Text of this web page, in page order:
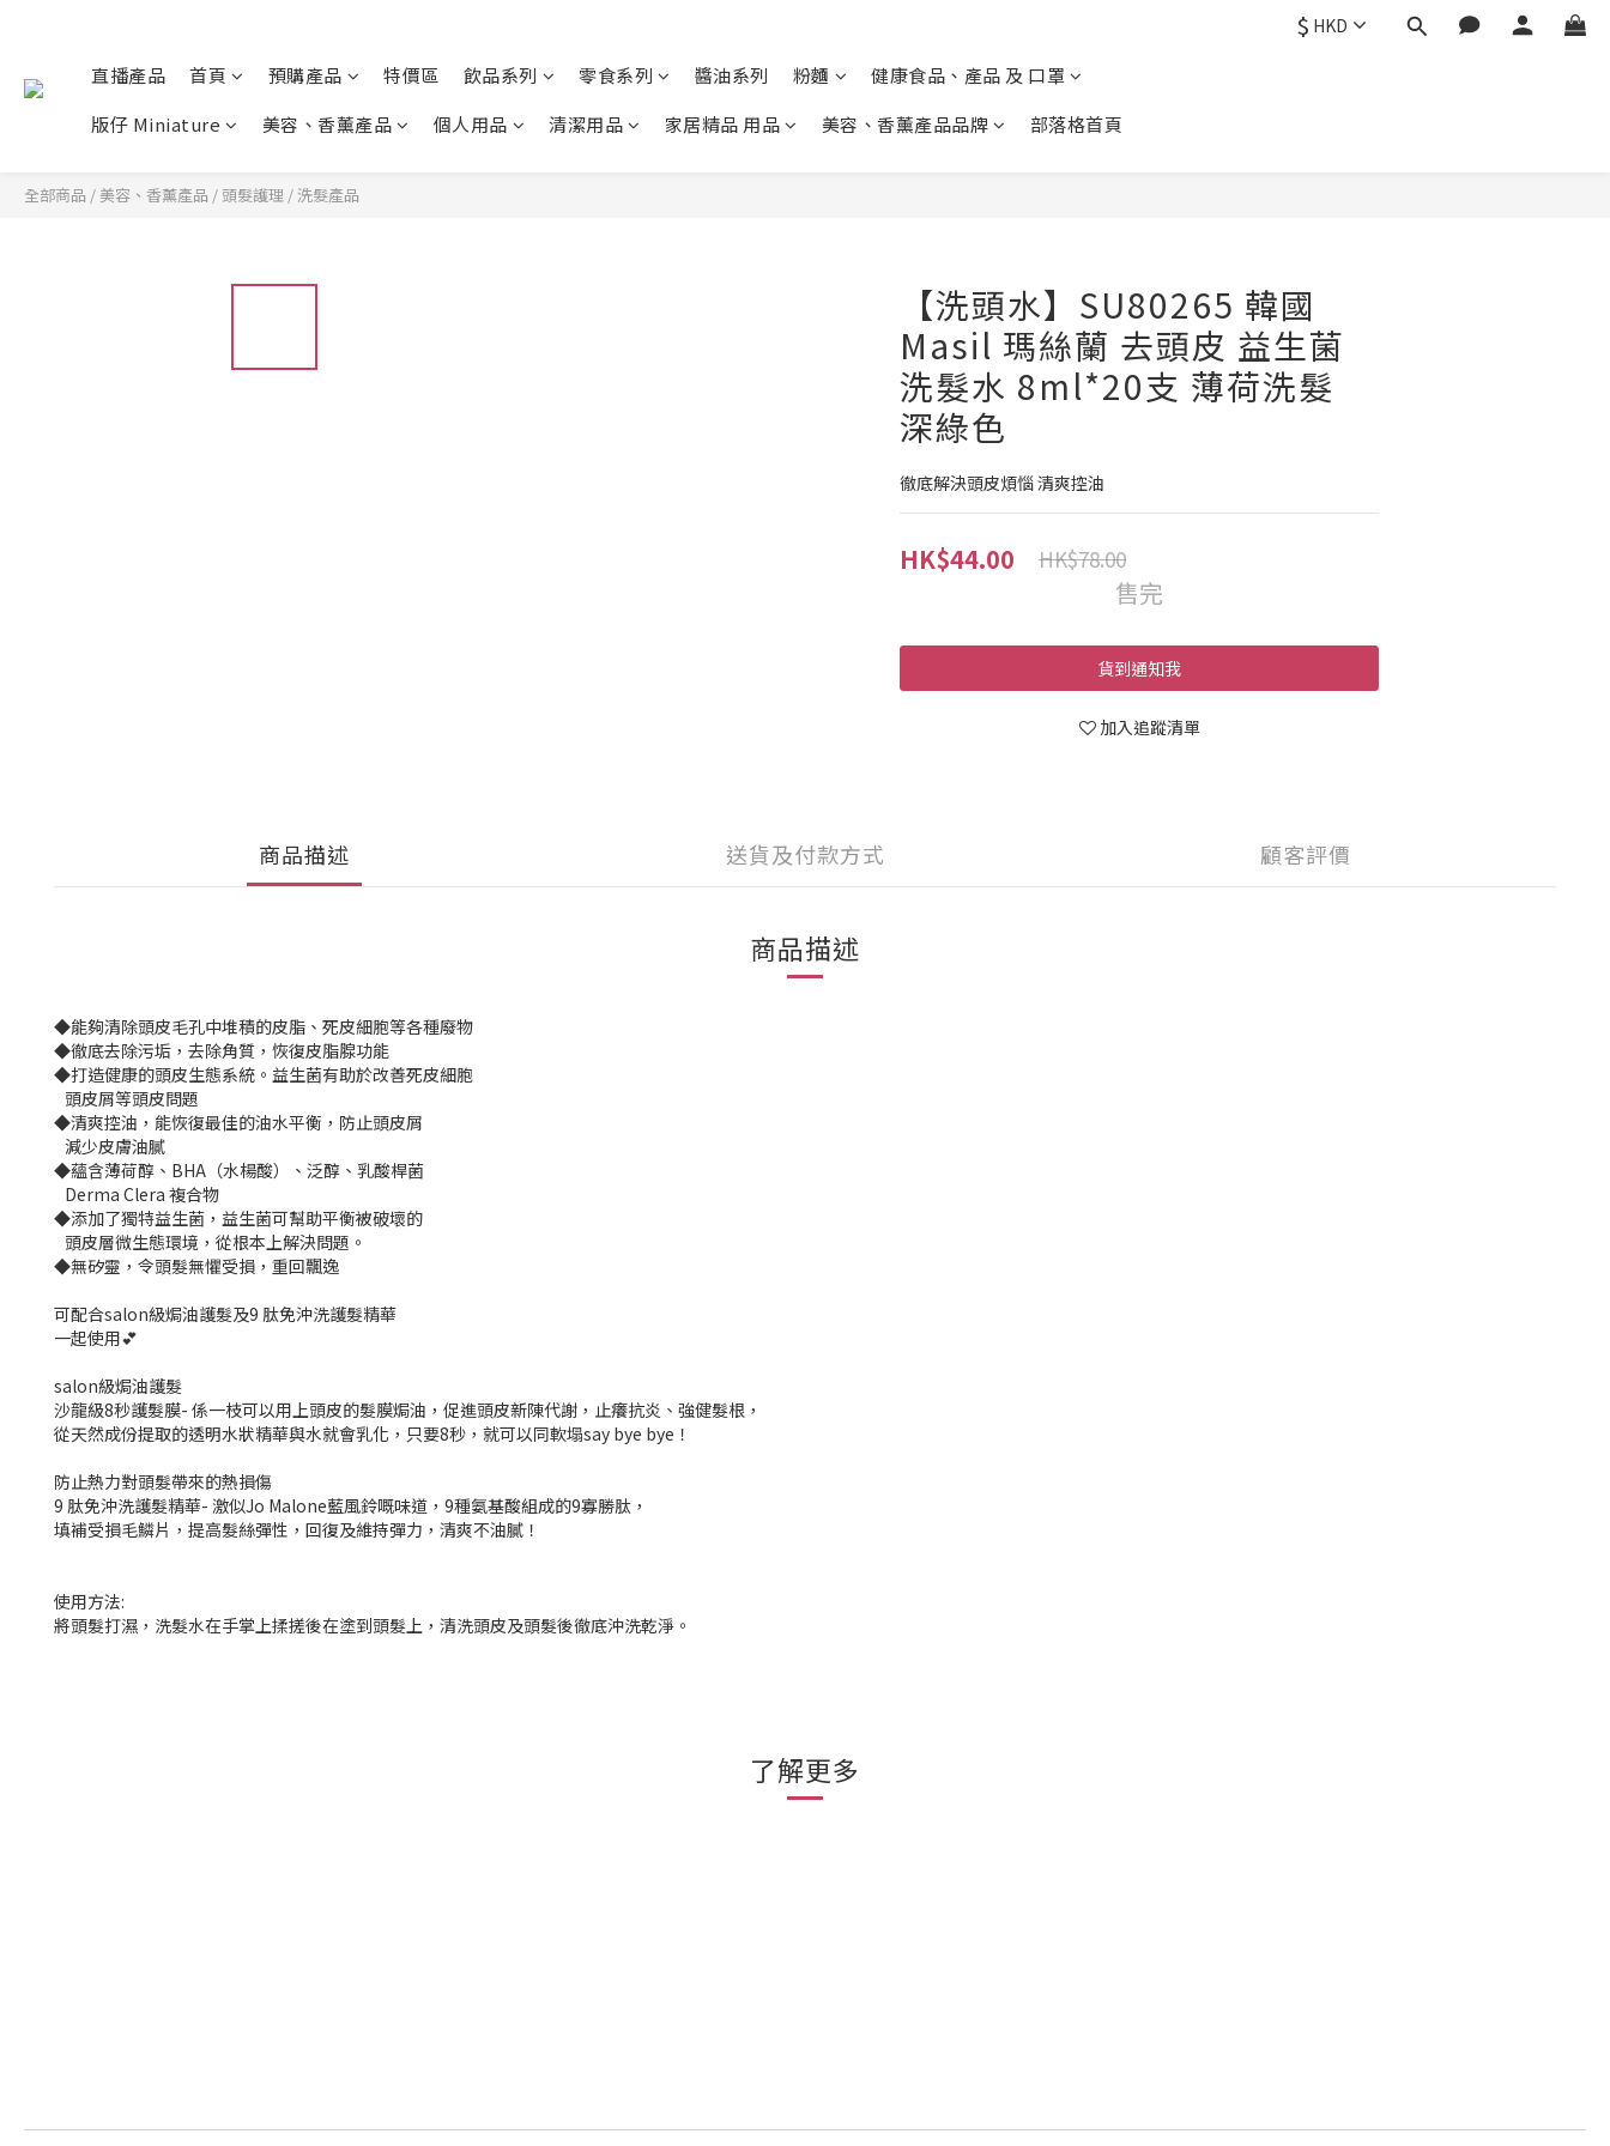
$ HKD
直播產品 首頁 預購產品 特價區 飲品系列 零食系列 醬油系列 粉麵
健康食品、產品 及 口罩
版仔 Miniature
美容、香薰產品 個人用品 清潔用品 家居精品 用品 美容、香薰產品品牌 部落格首頁
全部商品 / 美容、香薰產品 / 頭髮護理 /洗髮產品
【洗頭水】SU80265 韓國
Masil 瑪絲蘭 去頭皮 益生菌
洗髮水 8ml*20支 薄荷洗髮
深綠色
徹底解決頭皮煩惱 清爽控油
HK$44.00 HK$78.00
售完
貨到通知我
加入追蹤清單
商品描述 送貨及付款方式 顧客評價
商品描述
◆能夠清除頭皮毛孔中堆積的皮脂、死皮細胞等各種廢物
◆徹底去除污垢，去除角質，恢復皮脂腺功能
◆打造健康的頭皮生態系統。益生菌有助於改善死皮細胞
頭皮屑等頭皮問題
◆清爽控油，能恢復最佳的油水平衡，防止頭皮屑
減少皮膚油膩
◆蘊含薄荷醇、BHA（水楊酸）、泛醇、乳酸桿菌
Derma Clera 複合物
◆添加了獨特益生菌，益生菌可幫助平衡被破壞的
頭皮層微生態環境，從根本上解決問題。
◆無矽靈，令頭髮無懼受損，重回飄逸
可配合salon級焗油護髮及9 肽免沖洗護髮精華
一起使用💕
salon級焗油護髮
沙龍級8秒護髮膜- 係一枝可以用上頭皮的髮膜焗油，促進頭皮新陳代謝，止癢抗炎、強健髮根，
從天然成份提取的透明水狀精華與水就會乳化，只要8秒，就可以同軟塌say bye bye！
防止熱力對頭髮帶來的熱損傷
9 肽免沖洗護髮精華- 激似Jo Malone藍風鈴嘅味道，9種氨基酸組成的9寡勝肽，
填補受損毛鱗片，提高髮絲彈性，回復及維持彈力，清爽不油膩！
使用方法:
將頭髮打濕，洗髮水在手掌上揉搓後在塗到頭髮上，清洗頭皮及頭髮後徹底沖洗乾淨。
了解更多